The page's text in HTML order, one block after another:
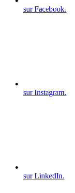
sur Facebook.
sur Instagram.
sur LinkedIn.